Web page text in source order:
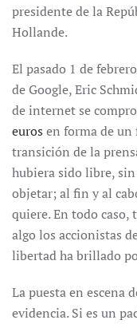
presidente de la
Hollande.
El pasado 1 de
de Google, Eric
de internet se
euros en forma de
transición de la
hubiera sido libre,
objetar; al fin y al
quiere. En todo
algo los accionistas
libertad ha brillado
La puesta en escena
evidencia. Si es un